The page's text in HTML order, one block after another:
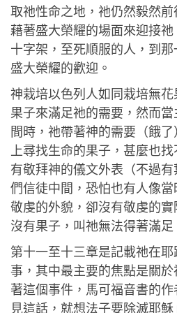
取祂性命之地，祂仍然毅然
藉著盛大榮耀的場面來迎接
十字架，至死順服的人，到
盛大榮耀的歡迎。
神栽培以色列人如同栽培無
果子來滿足祂的需要，然而
間時，祂帶著神的需要（餓
上尋找生命的果子，甚麼也
有敬拜神的儀文外表（不過
們信徒中間，恐怕也有人像
敬虔的外貌，卻沒有敬虔的
沒有果子，叫祂無法得著滿足
第十一至十三章是記載祂在
事，其中最主要的焦點是關
著這個事件，馬可福音書的
見這話，就想法子要除滅耶